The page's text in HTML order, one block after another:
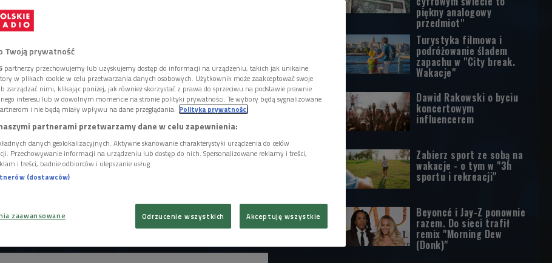
piękny analogowy
przedmiot"
Turystyka filmowa i
podróżowanie śladem
zapachu w "City break.
Wakacje"
Dawid Rakowski o byciu
koncertowym
influencerem
Zabierz sport ze sobą na
wakacje - o tym w "3h
sportu i rekreacji"
Beyoncé i Jay-Z ponownie
razem. Do sieci trafił
remix "Morning Dew
(Donk)"
Twoją prywatność
partnerzy przechowujemy lub uzyskujemy dostęp do informacji na urządzeniu, takich jak unikalne
w plikach cookie w celu przetwarzania danych osobowych. Użytkownik może zaakceptować swoje
zarządzać nimi, klikając poniżej, jak również skorzystać z prawa do sprzeciwu na podstawie prawnie
interesu lub w dowolnym momencie na stronie polityki prywatności. Te wybory będą sygnalizowane
i nie będą miały wpływu na dane przeglądania. Polityka prywatności
partnerami przetwarzamy dane w celu zapewnienia:
danych geolokalizacyjnych. Aktywne skanowanie charakterystyki urządzenia do celów
Przechowywanie informacji na urządzeniu lub dostęp do nich. Spersonalizowane reklamy i treści,
i treści, badnie odbiorców i ulepszanie usług.
(dostawców)
zaawansowane Odrzucenie wszystkich Akceptuję wszystkie